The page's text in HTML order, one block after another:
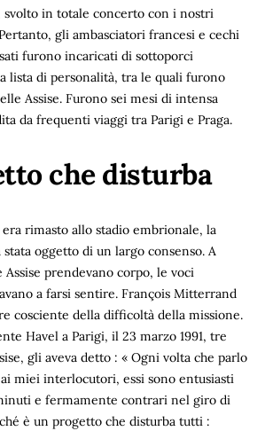
svolto in totale concerto con i nostri
gli ambasciatori francesi e cechi
furono incaricati di sottoporci
lista di personalità, tra le quali furono
Assise. Furono sei mesi di intensa
da frequenti viaggi tra Parigi e Praga.
che disturba
rimasto allo stadio embrionale, la
oggetto di un largo consenso. A
Assise prendevano corpo, le voci
a farsi sentire. François Mitterrand
cosciente della difficoltà della missione.
Havel a Parigi, il 23 marzo 1991, tre
gli aveva detto : « Ogni volta che parlo
miei interlocutori, essi sono entusiasti
e fermamente contrari nel giro di
è un progetto che disturba tutti :